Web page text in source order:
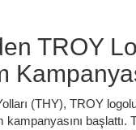
TROY
(THY), TROY
kampanyasını başlattı.